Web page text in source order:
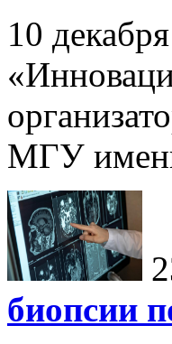
10
МГУ
биопсии